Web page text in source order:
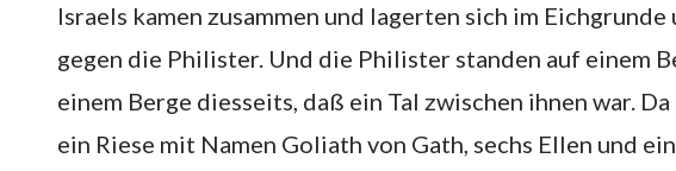
Israels kamen zusammen und lagerten sich im
gegen die Philister. Und die Philister standen auf einem
einem Berge diesseits, daß ein Tal zwischen ihnen war.
ein Riese mit Namen Goliath von Gath, sechs Ellen und